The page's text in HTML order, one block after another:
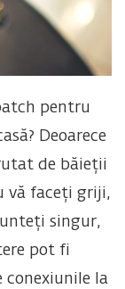
pentru
Deoarece
de băieții
vă faceți griji,
singur,
pot fi
conexiunile la